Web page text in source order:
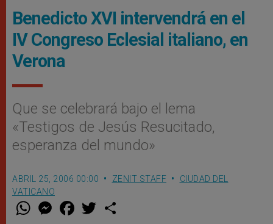
Benedicto XVI intervendrá en el
IV Congreso Eclesial italiano, en
Verona
Que se celebrará bajo el lema
«Testigos de Jesús Resucitado,
esperanza del mundo»
ABRIL 25, 2006 00:00 ZENIT STAFF
CIUDAD DEL
VATICANO
W M
e
F
a w